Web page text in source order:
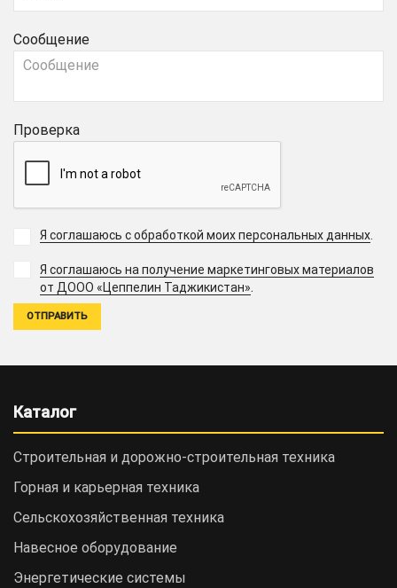
Сообщение
Проверка
Я соглашаюсь с обработкой моих персональных данных.
Я соглашаюсь на получение маркетинговых материалов
от ДООО «Цеппелин Таджикистан».
Каталог
Строительная и дорожно-cтроительная техника
Горная и карьерная техника
Сельскохозяйственная техника
Навесное оборудование
Энергетические системы